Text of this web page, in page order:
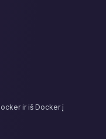
ir iš Docker į